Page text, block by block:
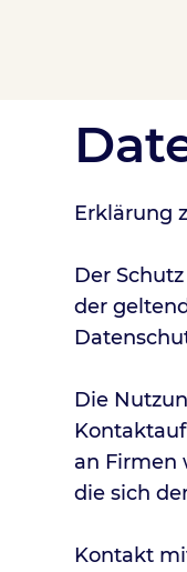
Erklärung
Der
der
Die
an Firmen
die sich
Kontakt